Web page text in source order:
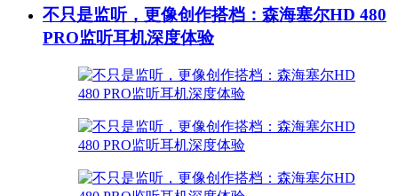
不只是监听，更像创作搭档：森海塞尔HD 480
PRO监听耳机深度体验